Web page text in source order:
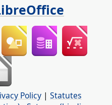
Policy | Statutes